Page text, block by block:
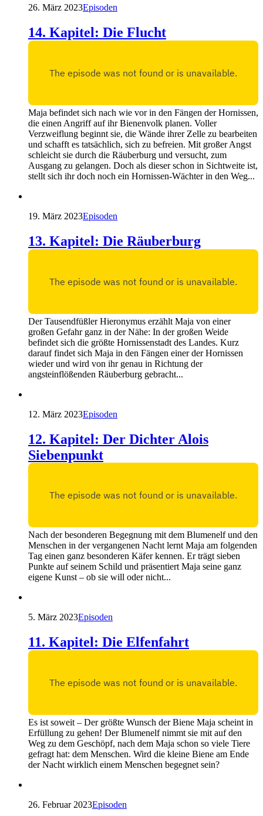
26. März 2023Episoden
14. Kapitel: Die Flucht
Maja befindet sich nach wie vor in den Fängen der Hornissen,
die einen Angriff auf ihr Bienenvolk planen. Voller
Verzweiflung beginnt sie, die Wände ihrer Zelle zu bearbeiten
und schafft es tatsächlich, sich zu befreien. Mit großer Angst
schleicht sie durch die Räuberburg und versucht, zum
Ausgang zu gelangen. Doch als dieser schon in Sichtweite ist,
stellt sich ihr doch noch ein Hornissen-Wächter in den Weg...
19. März 2023Episoden
13. Kapitel: Die Räuberburg
Der Tausendfüßler Hieronymus erzählt Maja von einer
großen Gefahr ganz in der Nähe: In der großen Weide
befindet sich die größte Hornissenstadt des Landes. Kurz
darauf findet sich Maja in den Fängen einer der Hornissen
wieder und wird von ihr genau in Richtung der
angsteinflößenden Räuberburg gebracht...
12. März 2023Episoden
12. Kapitel: Der Dichter Alois
Siebenpunkt
Nach der besonderen Begegnung mit dem Blumenelf und den
Menschen in der vergangenen Nacht lernt Maja am folgenden
Tag einen ganz besonderen Käfer kennen. Er trägt sieben
Punkte auf seinem Schild und präsentiert Maja seine ganz
eigene Kunst – ob sie will oder nicht...
5. März 2023Episoden
11. Kapitel: Die Elfenfahrt
Es ist soweit – Der größte Wunsch der Biene Maja scheint in
Erfüllung zu gehen! Der Blumenelf nimmt sie mit auf den
Weg zu dem Geschöpf, nach dem Maja schon so viele Tiere
gefragt hat: dem Menschen. Wird die kleine Biene am Ende
der Nacht wirklich einem Menschen begegnet sein?
26. Februar 2023Episoden